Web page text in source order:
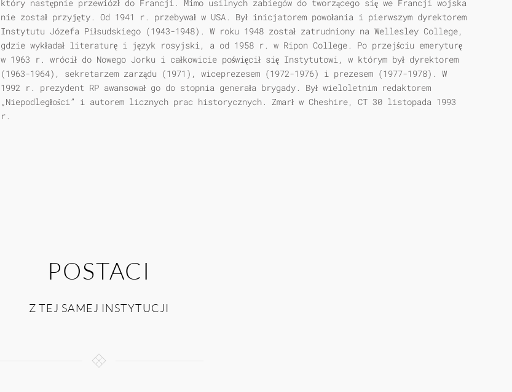
który następnie przewiózł do Francji. Mimo usilnych zabiegów do tworzącego się we Francji wojska
nie został przyjęty. Od 1941 r. przebywał w USA. Był inicjatorem powołania i pierwszym dyrektorem
Instytutu Józefa Piłsudskiego (1943-1948). W roku 1948 został zatrudniony na Wellesley College,
gdzie wykładał literaturę i język rosyjski, a od 1958 r. w Ripon College. Po przejściu emeryturę
w 1963 r. wrócił do Nowego Jorku i całkowicie poświęcił się Instytutowi, w którym był dyrektorem
(1963-1964), sekretarzem zarządu (1971), wiceprezesem (1972-1976) i prezesem (1977-1978). W
1992 r. prezydent RP awansował go do stopnia generała brygady. Był wieloletnim redaktorem
„Niepodległości” i autorem licznych prac historycznych. Zmarł w Cheshire, CT 30 listopada 1993
r.
POSTACI
Z TEJ SAMEJ INSTYTUCJI